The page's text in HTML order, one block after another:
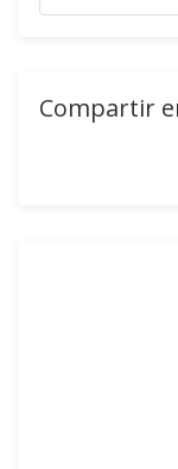
Compartir